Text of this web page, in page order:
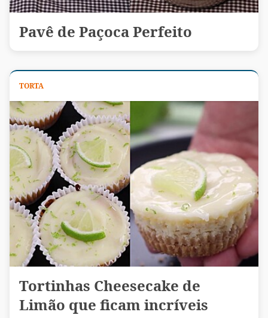
Pavê de Paçoca Perfeito
TORTA
Tortinhas Cheesecake de
Limão que ficam incríveis